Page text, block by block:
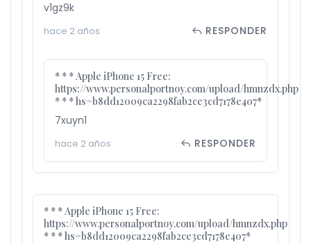
v1gz9k
hace 2 años RESPONDER
* * * Apple iPhone 15 Free:
https://www.personalportnoy.com/upload/hmnzdx.php
* * * hs=b8dd12009ca2298fab2ce3cd7178e407*
7xuyn1
hace 2 años RESPONDER
* * * Apple iPhone 15 Free:
https://www.personalportnoy.com/upload/hmnzdx.php
* * * hs=b8dd12009ca2298fab2ce3cd7178e407*